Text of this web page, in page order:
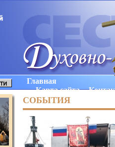
Главная
Карта сайта
СОБЫТИЯ